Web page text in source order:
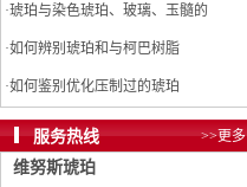
·琥珀与染色琥珀、玻璃、玉髓的
·如何辨别琥珀和与柯巴树脂
·如何鉴别优化压制过的琥珀
服务热线 >>更多
维努斯琥珀